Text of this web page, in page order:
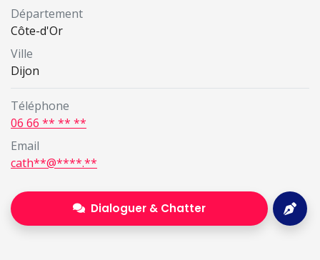
Département
Côte-d'Or
Ville
Dijon
Téléphone
06 66 ** ** **
Email
cath**@****.**
Dialoguer & Chatter